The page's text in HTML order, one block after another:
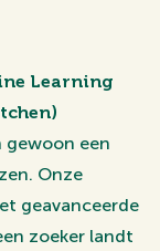
Learning
gewoon een
Onze
geavanceerde
zoeker landt